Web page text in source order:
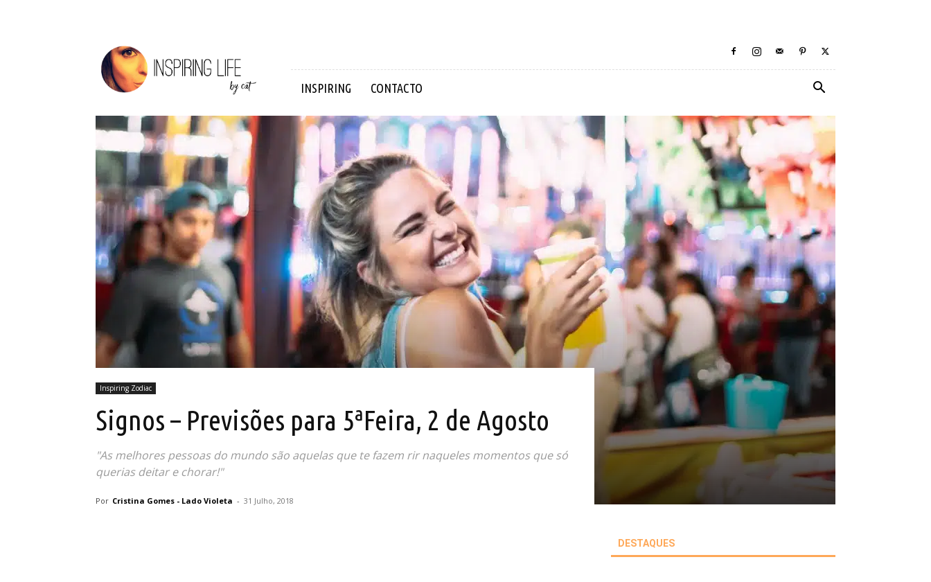
Inspiring
Life
INSPIRING CONTACTO
Inspiring Zodiac
Signos – Previsões para 5ªFeira, 2 de Agosto
"As melhores pessoas do mundo são aquelas que te fazem rir naqueles momentos que só
querias deitar e chorar!"
Por Cristina Gomes - Lado Violeta - 31 Julho, 2018
DESTAQUES